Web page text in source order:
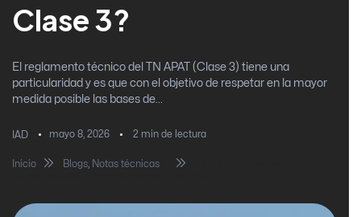
Clase 3?
El reglamento técnico del TN APAT (Clase 3) tiene una
particularidad y es que con el objetivo de respetar en la mayor
medida posible las bases de...
IAD mayo 8, 2026 2 min de lectura
Inicio Blogs, Notas técnicas